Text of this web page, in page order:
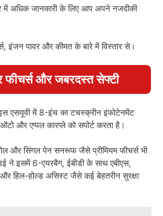
में अधिक जानकारी के लिए आप अपने नजदीकी
इंजन पावर और कीमत के बारे में विस्तार से।
फीचर्स और जबरदस्त सेफ्टी
एसयूवी में 8-इंच का टचस्क्रीन इंफोटेनमेंट
और एप्पल कारप्ले को सपोर्ट करता है।
और सिंगल पेन सनरूफ जैसे प्रीमियम फीचर्स भी
ने इसमें 6-एयरबैग, ईबीडी के साथ एबीएस,
हिल-होल्ड असिस्ट जैसे कई बेहतरीन सुरक्षा